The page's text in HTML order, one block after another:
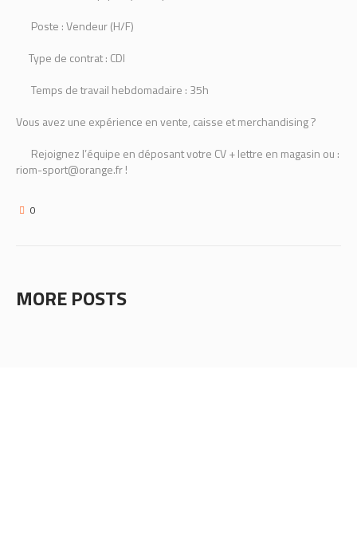
Poste : Vendeur (H/F)
Type de contrat : CDI
Temps de travail hebdomadaire : 35h
Vous avez une expérience en vente, caisse et merchandising ?
Rejoignez l’équipe en déposant votre CV + lettre en magasin ou :
riom-sport@orange.fr !
0
MORE POSTS